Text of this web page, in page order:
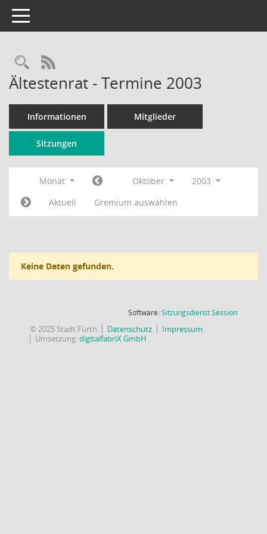
Toggle navigation
Rechercheauswahl
RSS-Feed
Ältestenrat - Termine 2003
Informationen Mitglieder
Sitzungen
Monat Oktober
2003
Aktuell
Gremium auswählen
Keine Daten gefunden.
Software:SitzungsdienstSession(Wird in
© 2025 Stadt Fürth Datenschutz
Impressum
Umsetzung:digitalfabriX GmbH